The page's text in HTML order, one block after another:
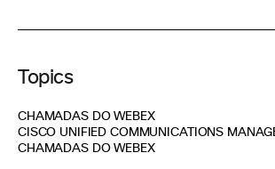
Topics
CHAMADAS DO WEBEX
CISCO UNIFIED COMMUNICATIONS
CHAMADAS DO WEBEX